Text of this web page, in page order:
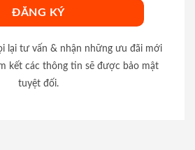
lại tư vấn & nhận những ưu đãi mới
kết các thông tin sẽ được bảo mật
tuyệt đối.